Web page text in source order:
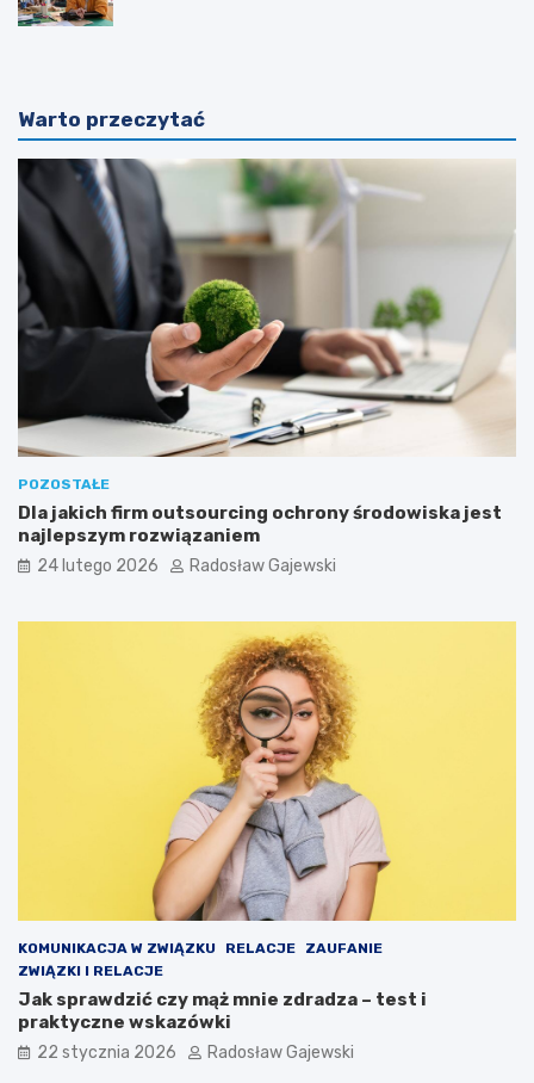
Warto przeczytać
POZOSTAŁE
Dla jakich firm outsourcing ochrony środowiska jest
najlepszym rozwiązaniem
24 lutego 2026 Radosław Gajewski
KOMUNIKACJA W ZWIĄZKU RELACJE
ZAUFANIE
ZWIĄZKI I RELACJE
Jak sprawdzić czy mąż mnie zdradza – test i
praktyczne wskazówki
22 stycznia 2026 Radosław Gajewski